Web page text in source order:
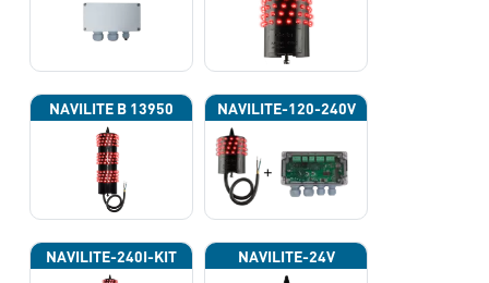
NAVILITE B 13950 NAVILITE-120-240V
NAVILITE-240I-KIT NAVILITE-24V